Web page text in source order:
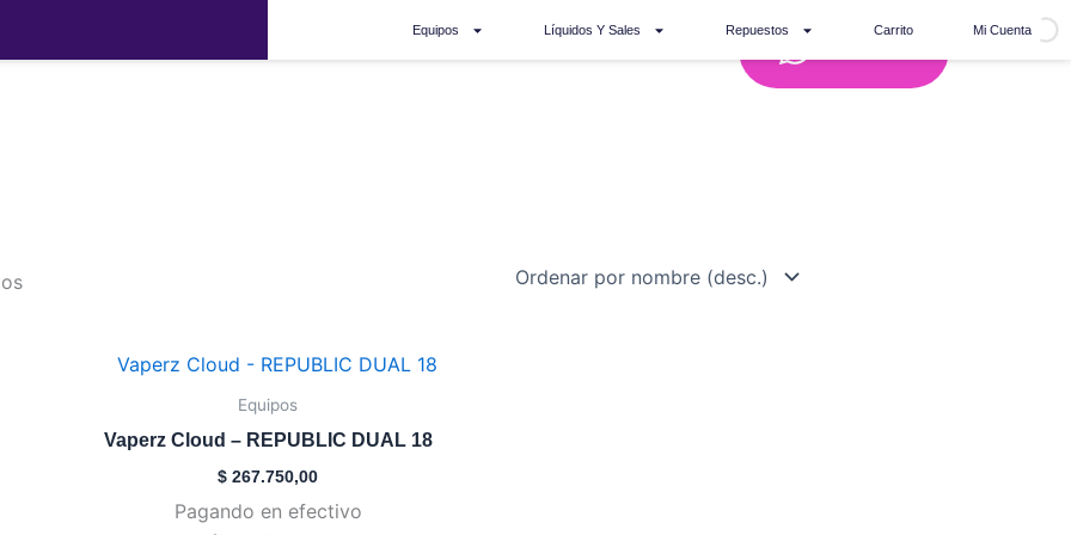
Equipos Líquidos Y Sales Repuestos Carrito Mi Cuenta
Equipos
Vaperz Cloud – REPUBLIC DUAL 18
$ 267.750,00
Pagando en efectivo
Este
producto
variantes.
Las